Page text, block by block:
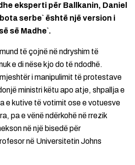
eksperti për Ballkanin, Daniel
serbe` është një version i
së Madhe`.
të çojnë në ndryshim të
e di nëse kjo do të ndodhë.
i manipulimit të protestave
ministri këtu apo atje, shpallja e
e kutive të votimit ose e votuesve
pa e vënë ndërkohë në rrezik
në një bisedë për
në Universitetin Johns